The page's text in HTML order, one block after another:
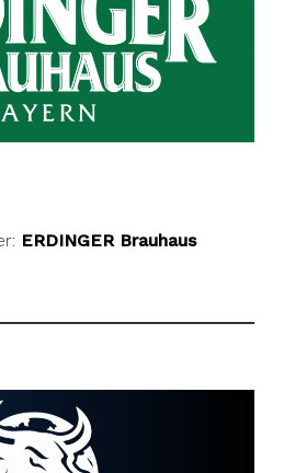
ERDINGER Brauhaus